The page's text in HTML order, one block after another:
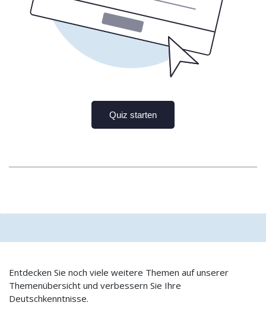
Entdecken Sie noch viele weitere Themen auf unserer
Themenübersicht und verbessern Sie Ihre
Deutschkenntnisse.